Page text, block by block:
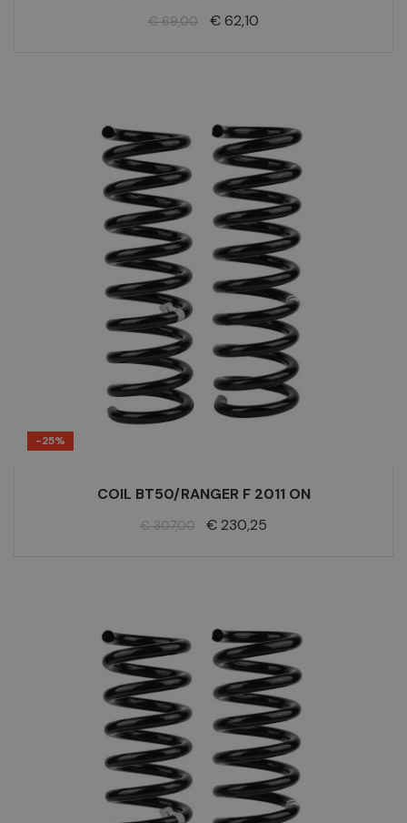
Normale
€ 69,00 Prijs
€ 62,10
-25%
COIL BT50/RANGER F 2011 ON
Normale
€ 307,00 Prijs
€ 230,25